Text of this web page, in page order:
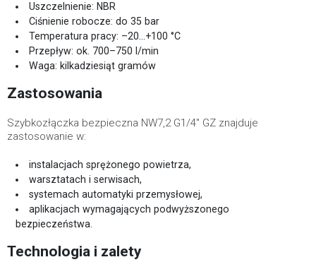
Uszczelnienie: NBR
Ciśnienie robocze: do 35 bar
Temperatura pracy: –20…+100 °C
Przepływ: ok. 700–750 l/min
Waga: kilkadziesiąt gramów
Zastosowania
Szybkozłączka bezpieczna NW7,2 G1/4" GZ znajduje
zastosowanie w:
instalacjach sprężonego powietrza,
warsztatach i serwisach,
systemach automatyki przemysłowej,
aplikacjach wymagających podwyższonego
bezpieczeństwa.
Technologia i zalety